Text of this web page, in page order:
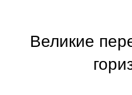
Великие